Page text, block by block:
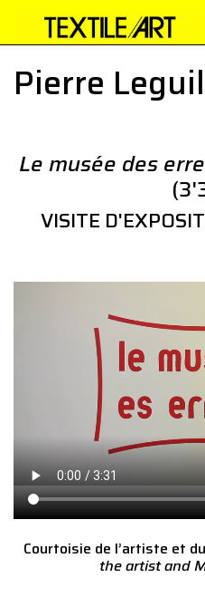
Pierre
Le musée des
VISITE
Courtoisie de l’artiste et
the artist and